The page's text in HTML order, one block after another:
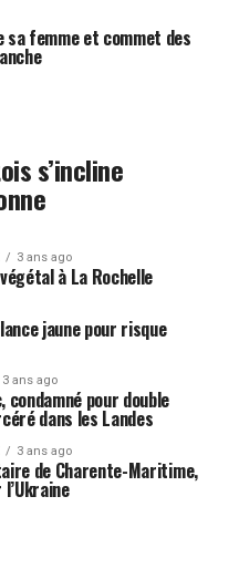
sa femme et commet des
s’incline
3 ans ago
à La Rochelle
jaune pour risque
3 ans ago
condamné pour double
dans les Landes
3 ans ago
de Charente-Maritime,